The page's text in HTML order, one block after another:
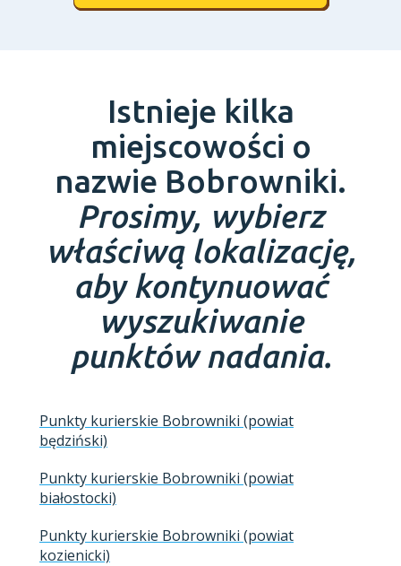
Istnieje kilka
miejscowości o
nazwie Bobrowniki.
Prosimy, wybierz
właściwą lokalizację,
aby kontynuować
wyszukiwanie
punktów nadania.
Punkty kurierskie Bobrowniki (powiat
będziński)
Punkty kurierskie Bobrowniki (powiat
białostocki)
Punkty kurierskie Bobrowniki (powiat
kozienicki)